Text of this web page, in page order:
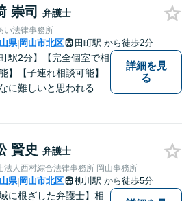
的に取り組みます。少
案件に集中し、「迅速対
実現します！
崇司 弁護士
い法律事務所
県|岡山市北区 田町駅 から徒歩2分
町駅2分】【完全個室で相
】【子連れ相談可能】
に難しいと思われる案
皆さまの現状を良い方
化させることができる
全力を尽くします。
詳細を見
る
賢史 弁護士
法人西村綜合法律事務所 岡山事務所
県|岡山市北区 柳川駅 から徒歩5分
域に根ざした弁護士】相